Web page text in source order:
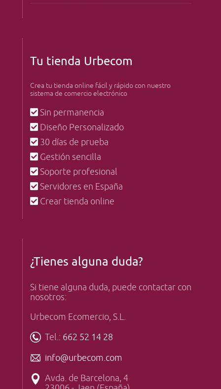
Tu tienda Urbecom
Crea tu tienda online fácil y rápido con nuestro
sistema de comercio electrónico
Sin permanencia
Diseño Personalizado
30 días de prueba
Gestión sencilla
Soporte profesional
Servidores en España
Crear tienda online
¿Tienes alguna duda?
Si tiene alguna duda, puede contactar con
nosotros:
Urbecom Ecomercio, S.L.
Tel.: 662 52 14 28
info@urbecom.com
Avda. de Barcelona, 4